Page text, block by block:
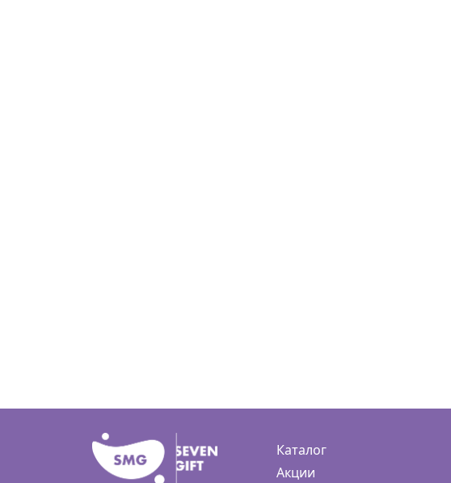
Каталог
Акции